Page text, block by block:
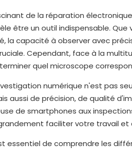
de la réparation
être un outil indispensable. Que
la capacité à observer avec
Cependant, face à la
quel microscope
numérique n'est pas
aussi de précision, de qualité
de smartphones aux
faciliter votre travail et
essentiel de comprendre les